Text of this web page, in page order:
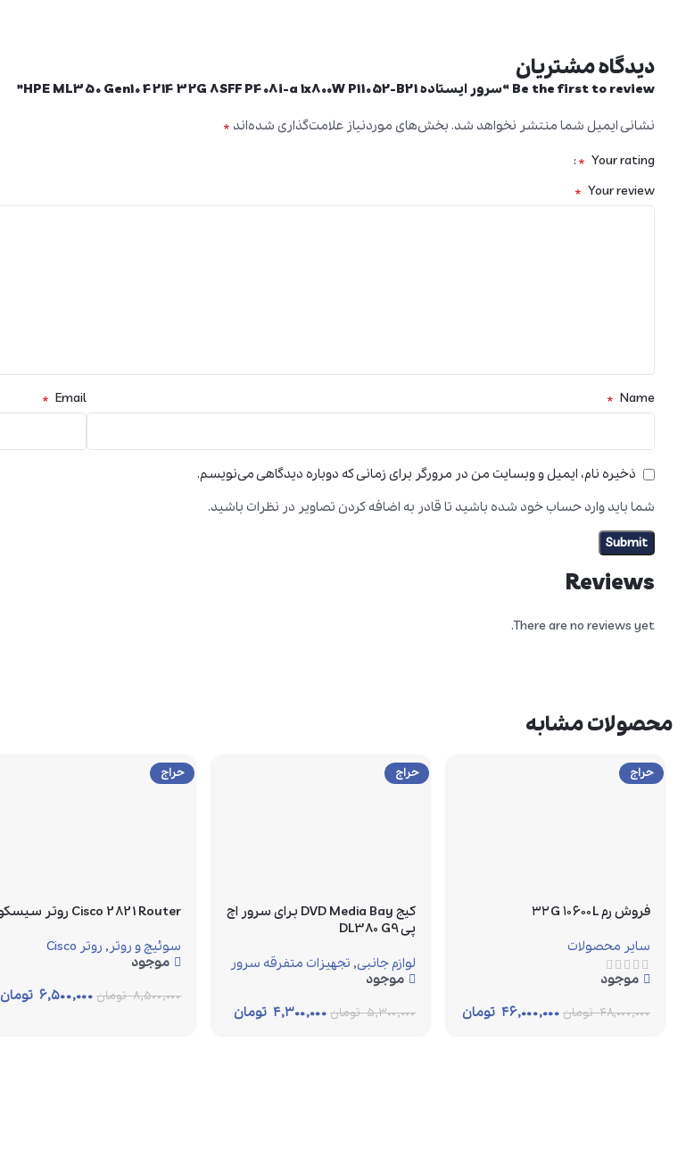
دیدگاه مشتریان
Reviews
There are no reviews yet.
Be the first to review “سرور ایستاده HPE ML350 Gen10 4214 32G 8SFF P408i-a 1x800W P11052-B21”
نشانی ایمیل شما منتشر نخواهد شد. بخش‌های موردنیاز علامت‌گذاری شده‌اند *
Your rating
*
Your review
*
Name
*
Email
*
ذخیره نام، ایمیل و وبسایت من در مرورگر برای زمانی که دوباره دیدگاهی می‌نویسم.
شما باید وارد حساب خود شده باشید تا قادر به اضافه کردن تصاویر در نظرات باشید.
محصولات مشابه
حراج
فروش رم ۳۲G ۱۰۶۰۰L
سایر محصولات
موجود
۴۸,۰۰۰,۰۰۰ تومان ۴۶,۰۰۰,۰۰۰ تومان
حراج
کیج DVD Media Bay برای سرور اچ
پی DL380 G9
لوازم جانبی, تجهیزات متفرقه سرور
موجود
۵,۳۰۰,۰۰۰ تومان ۴,۳۰۰,۰۰۰ تومان
حراج
Cisco 2821 Router روتر سیسکو
سوئیچ و روتر, روتر Cisco
موجود
۸,۵۰۰,۰۰۰ تومان ۶,۵۰۰,۰۰۰ تومان